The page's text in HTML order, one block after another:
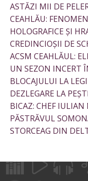
ASTĂZI MII DE
CEAHLĂU:
HOLOGRAFICE ȘI
CREDINCIOȘII DE
ACSM CEAHLĂUL:
UN SEZON INCERT
BLOCAJULUI LA
DEZLEGARE LA
BICAZ: CHEF
PĂSTRĂVUL
STORCEAG DIN